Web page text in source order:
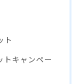
ト
トキャンペー